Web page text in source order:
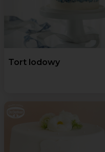
Tort lodowy